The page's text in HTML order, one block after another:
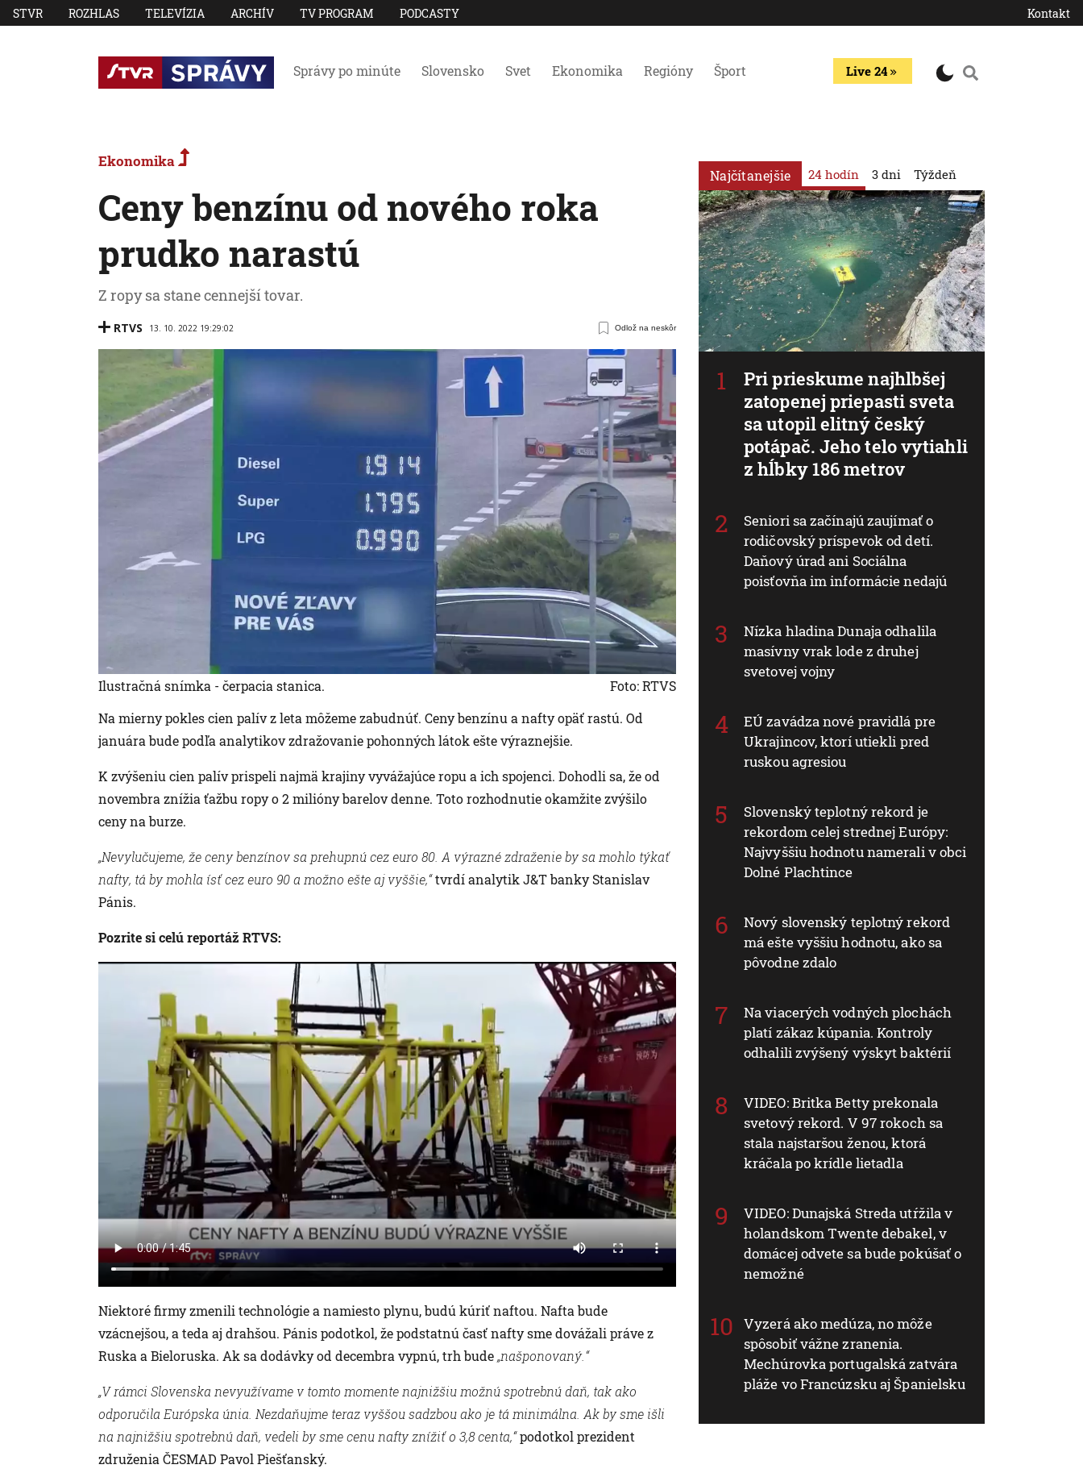
STVR ROZHLAS TELEVÍZIA ARCHÍV TV PROGRAM PODCASTY Kontakt
Správy po minúte Slovensko Svet Ekonomika Regióny Šport Live 24
Ekonomika
Ceny benzínu od nového roka
prudko narastú
Z ropy sa stane cennejší tovar.
RTVS 13. 10. 2022 19:29:02 Odlož na neskôr
Ilustračná snímka - čerpacia stanica.
Foto: RTVS
Na mierny pokles cien palív z leta môžeme zabudnúť. Ceny benzínu a nafty opäť rastú. Od
januára bude podľa analytikov zdražovanie pohonných látok ešte výraznejšie.
K zvýšeniu cien palív prispeli najmä krajiny vyvážajúce ropu a ich spojenci. Dohodli sa, že od
novembra znížia ťažbu ropy o 2 milióny barelov denne. Toto rozhodnutie okamžite zvýšilo
ceny na burze.
„Nevylučujeme, že ceny benzínov sa prehupnú cez euro 80. A výrazné zdraženie by sa mohlo týkať
nafty, tá by mohla ísť cez euro 90 a možno ešte aj vyššie,“tvrdí analytik J&T banky Stanislav
Pánis.
Pozrite si celú reportáž RTVS:
Niektoré firmy zmenili technológie a namiesto plynu, budú kúriť naftou. Nafta bude
vzácnejšou, a teda aj drahšou. Pánis podotkol, že podstatnú časť nafty sme dovážali práve z
Ruska a Bieloruska. Ak sa dodávky od decembra vypnú, trh bude„našponovaný.“
„V rámci Slovenska nevyužívame v tomto momente najnižšiu možnú spotrebnú daň, tak ako
odporučila Európska únia. Nezdaňujme teraz vyššou sadzbou ako je tá minimálna. Ak by sme išli
na najnižšiu spotrebnú daň, vedeli by sme cenu nafty znížiť o 3,8 centa,“podotkol prezident
združenia ČESMAD Pavol Piešťanský.
Najčítanejšie 24 hodín
Pri prieskume najhlbšej
zatopenej priepasti sveta
sa utopil elitný český
potápač. Jeho telo vytiahli
z hĺbky 186 metrov
Seniori sa začínajú zaujímať o
rodičovský príspevok od detí.
Daňový úrad ani Sociálna
poisťovňa im informácie nedajú
Nízka hladina Dunaja odhalila
masívny vrak lode z druhej
svetovej vojny
EÚ zavádza nové pravidlá pre
Ukrajincov, ktorí utiekli pred
ruskou agresiou
Slovenský teplotný rekord je
rekordom celej strednej Európy:
Najvyššiu hodnotu namerali v obci
Dolné Plachtince
Nový slovenský teplotný rekord
má ešte vyššiu hodnotu, ako sa
pôvodne zdalo
Na viacerých vodných plochách
platí zákaz kúpania. Kontroly
odhalili zvýšený výskyt baktérií
VIDEO: Britka Betty prekonala
svetový rekord. V 97 rokoch sa
stala najstaršou ženou, ktorá
kráčala po krídle lietadla
VIDEO: Dunajská Streda utŕžila v
holandskom Twente debakel, v
domácej odvete sa bude pokúšať o
nemožné
Vyzerá ako medúza, no môže
spôsobiť vážne zranenia.
Mechúrovka portugalská zatvára
pláže vo Francúzsku aj Španielsku
3 dni Týždeň